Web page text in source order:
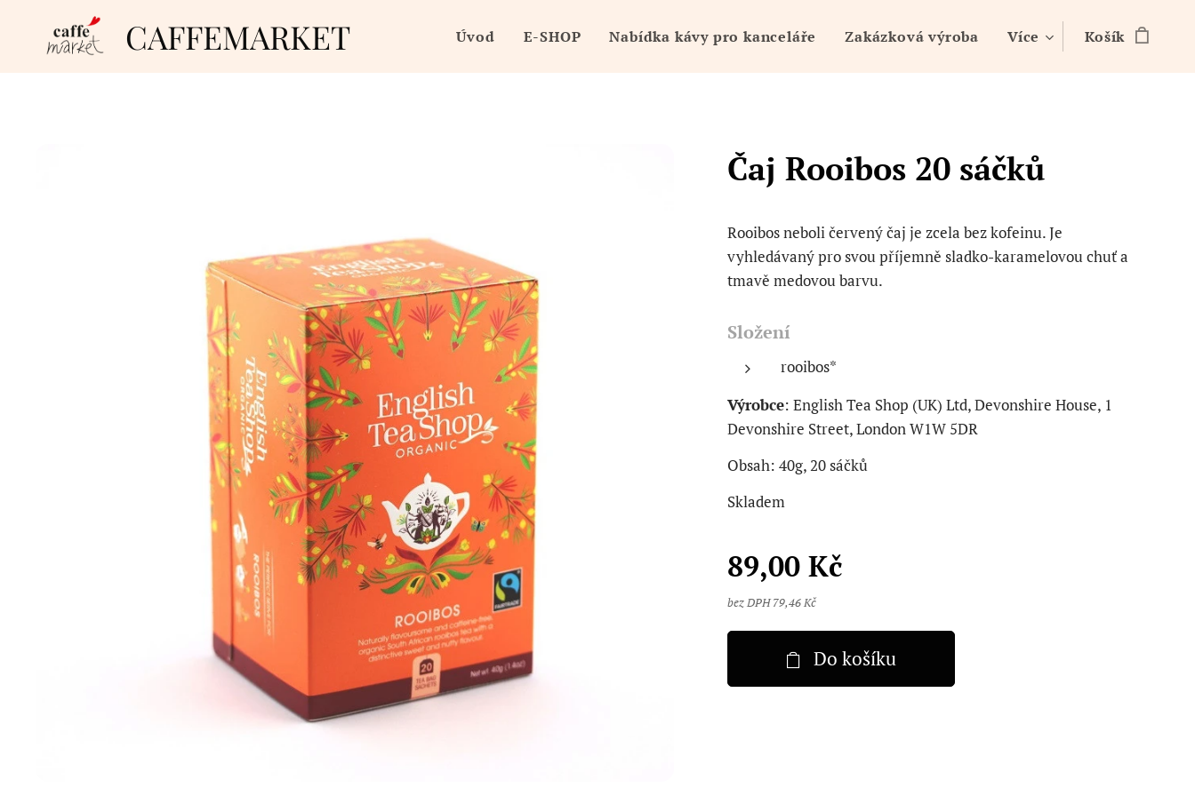
CAFFEMARKET Úvod E-SHOP Nabídka kávy pro kanceláře Zakázková výroba Více Košík
Čaj Rooibos 20 sáčků
Rooibos neboli červený čaj je zcela bez kofeinu. Je
vyhledávaný pro svou příjemně sladko-karamelovou chuť a
tmavě medovou barvu.
Složení
rooibos*
Výrobce: English Tea Shop (UK) Ltd, Devonshire House, 1
Devonshire Street, London W1W 5DR
Obsah: 40g, 20 sáčků
Skladem
89,00 Kč
bez DPH 79,46 Kč
Do košíku